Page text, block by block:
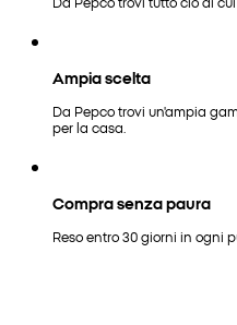
Ampia scelta
Da Pepco trovi un'ampia
per la casa.
Compra senza paura
Reso entro 30 giorni in ogni